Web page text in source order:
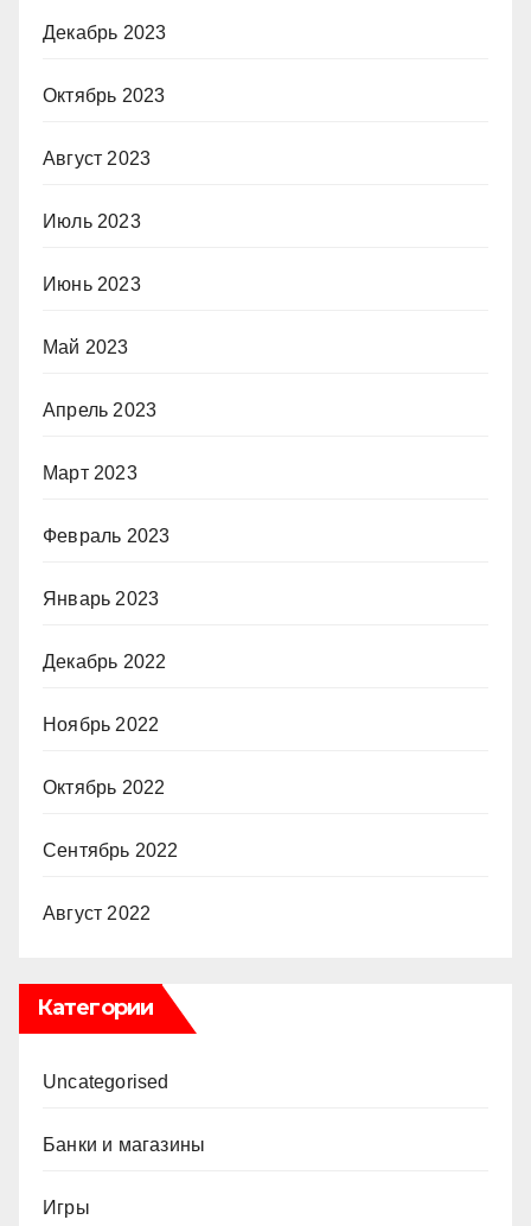
Декабрь 2023
Октябрь 2023
Август 2023
Июль 2023
Июнь 2023
Май 2023
Апрель 2023
Март 2023
Февраль 2023
Январь 2023
Декабрь 2022
Ноябрь 2022
Октябрь 2022
Сентябрь 2022
Август 2022
Категории
Uncategorised
Банки и магазины
Игры